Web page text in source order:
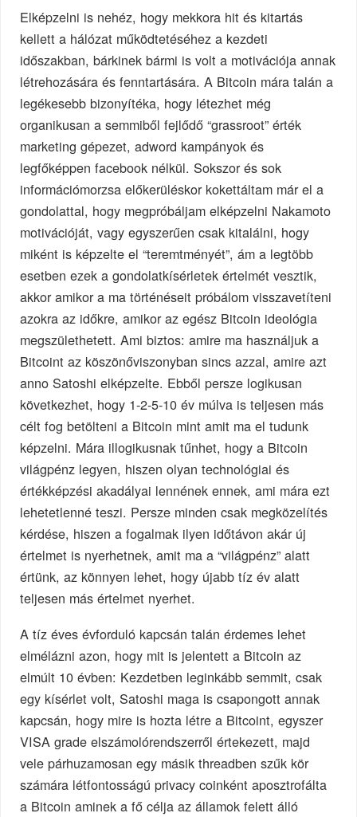
Elképzelni is nehéz, hogy mekkora hit és kitartás
kellett a hálózat működtetéséhez a kezdeti
időszakban, bárkinek bármi is volt a motivációja annak
létrehozására és fenntartására. A Bitcoin mára talán a
legékesebb bizonyítéka, hogy létezhet még
organikusan a semmiből fejlődő “grassroot” érték
marketing gépezet, adword kampányok és
legfőképpen facebook nélkül. Sokszor és sok
információmorzsa előkerüléskor kokettáltam már el a
gondolattal, hogy megpróbáljam elképzelni Nakamoto
motivációját, vagy egyszerűen csak kitalálni, hogy
miként is képzelte el “teremtményét”, ám a legtöbb
esetben ezek a gondolatkísérletek értelmét vesztik,
akkor amikor a ma történéseit próbálom visszavetíteni
azokra az időkre, amikor az egész Bitcoin ideológia
megszülethetett. Ami biztos: amire ma használjuk a
Bitcoint az köszönőviszonyban sincs azzal, amire azt
anno Satoshi elképzelte. Ebből persze logikusan
következhet, hogy 1-2-5-10 év múlva is teljesen más
célt fog betölteni a Bitcoin mint amit ma el tudunk
képzelni. Mára illogikusnak tűnhet, hogy a Bitcoin
világpénz legyen, hiszen olyan technológiai és
értékképzési akadályai lennének ennek, ami mára ezt
lehetetlenné teszi. Persze minden csak megközelítés
kérdése, hiszen a fogalmak ilyen időtávon akár új
értelmet is nyerhetnek, amit ma a “világpénz” alatt
értünk, az könnyen lehet, hogy újabb tíz év alatt
teljesen más értelmet nyerhet.
A tíz éves évforduló kapcsán talán érdemes lehet
elmélázni azon, hogy mit is jelentett a Bitcoin az
elmúlt 10 évben: Kezdetben leginkább semmit, csak
egy kísérlet volt, Satoshi maga is csapongott annak
kapcsán, hogy mire is hozta létre a Bitcoint, egyszer
VISA grade elszámolórendszerről értekezett, majd
vele párhuzamosan egy másik threadben szűk kör
számára létfontosságú privacy coinként aposztrofálta
a Bitcoin aminek a fő célja az államok felett álló